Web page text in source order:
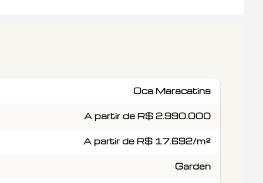
on, padrão do edifício, proporcionando mais
ondas, geladeira Brastemp, triturador de
sob medida e móveis sob encomenda que
Oca Maracatins
A partir de R$ 2.990.000
A partir de R$ 17.692/m²
Garden